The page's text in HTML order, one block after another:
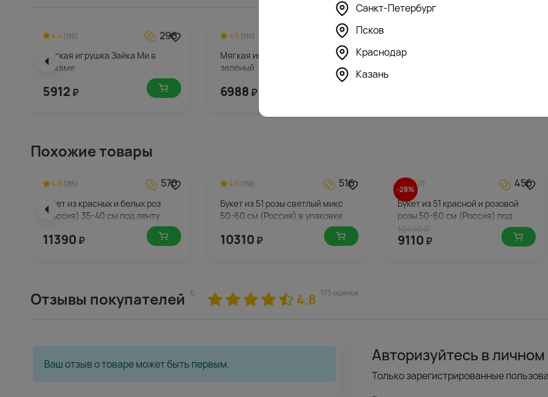
4.4 (135) 296
Мягкая игрушка Зайка Ми в
пижаме
5912 ₽
4.5 (130) 350
Мягкая игрушка Бегемотик
зеленый
6988 ₽
Мягкая игрушка Романтичный
Похожие товары
4.8 (185) 570
Букет из красных и белых роз
(Россия) 35-40 см под ленту
11390 ₽
4.6 (158) 516
Букет из 51 розы светлый микс
50-60 см (Россия) в упаковке
10310 ₽
-28%
5.0(1) 456
Букет из 51 красной и розовой
розы 50-60 см (Россия) под
9110 ₽
Отзывы покупателей 0 4.8 175 оценок
Ваш отзыв о товаре может быть первым. Авторизуйтесь в
Только зарегистрированные
Санкт-Петербург
Псков
Краснодар
Казань